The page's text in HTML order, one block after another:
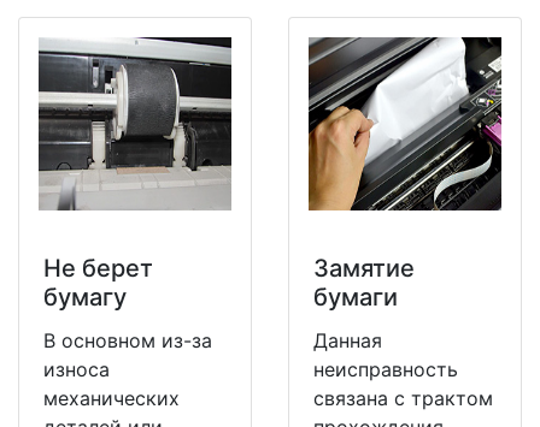
Не берет
бумагу
В основном из-за
износа
механических
Замятие
бумаги
Данная
неисправность
связана с трактом